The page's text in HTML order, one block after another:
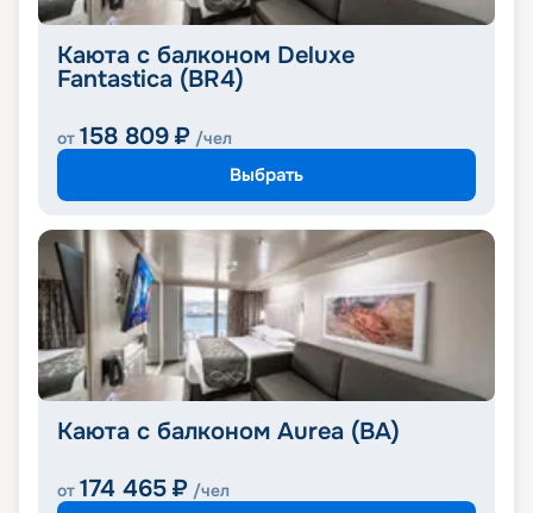
Каюта с балконом Deluxe
Fantastica (BR4)
от 158 809 ₽ /чел
Выбрать
Каюта с балконом Aurea (BA)
от 174 465 ₽ /чел